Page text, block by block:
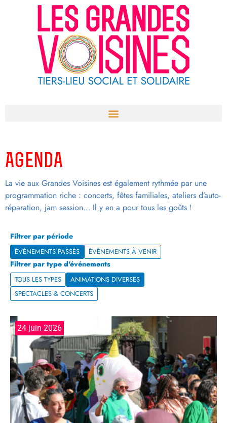
Agenda
La vie aux Grandes Voisines est également rythmée par une
programmation riche : concerts, fêtes familiales, ateliers d’auto-
réparation, jam session… Il y en a pour tous les goûts !
Filtrer par période
ÉVÉNEMENTS PASSÉS ÉVÉNEMENTS À VENIR
Filtrer par type d'événements
TOUS LES TYPES
ANIMATIONS DIVERSES
SPECTACLES & CONCERTS
24 juin 2026